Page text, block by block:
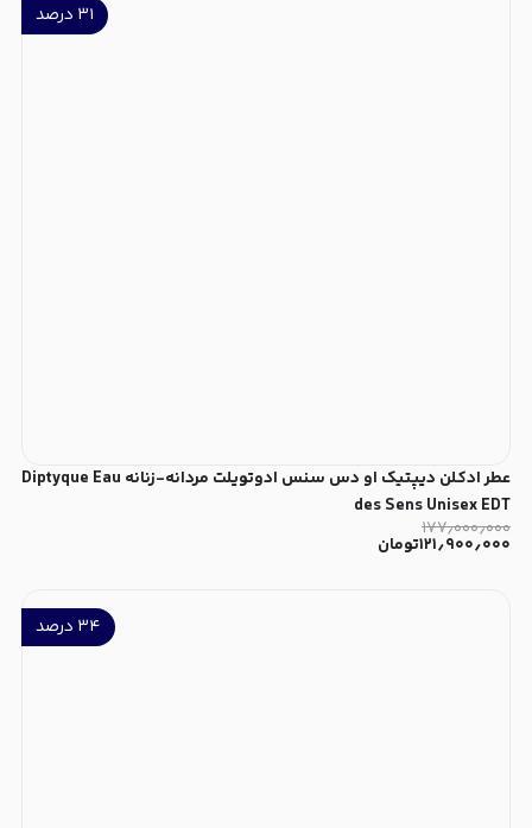
۳۱ درصد
عطر ادکلن دیپتیک او دس سنس ادوتویلت مردانه-زنانه Diptyque Eau
des Sens Unisex EDT
۱۷۷٫۰۰۰٫۰۰۰
۱۲۱٫۹۰۰٫۰۰۰تومان
۳۴ درصد